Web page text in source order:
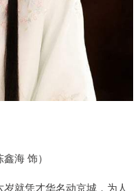
海 饰）
就凭才华名动京城，为人